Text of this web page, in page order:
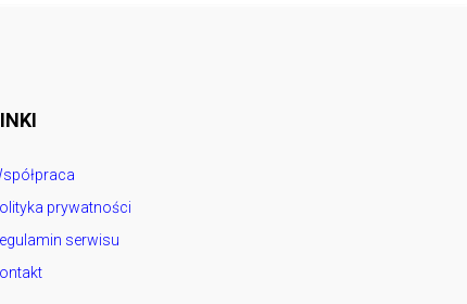
prywatności
serwisu